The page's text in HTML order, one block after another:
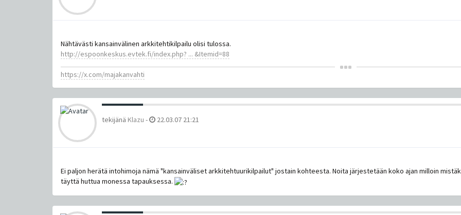
Nähtävästi kansainvälinen arkkitehtikilpailu olisi tulossa.
http://espoonkeskus.evtek.fi/index.php? ... &Itemid=88
https://x.com/majakanvahti
tekijänä Klazu - 22.03.07 21:21
Ei paljon herätä intohimoja nämä "kansainväliset arkkitehtuurikilpailut" jostain kohteesta. Noita järjestetään koko ajan milloin
täyttä huttua monessa tapauksessa.